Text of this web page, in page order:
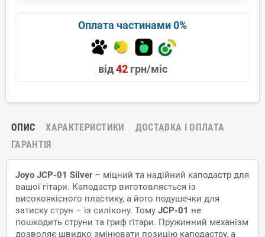
Оплата частинами 0%
від42грн/міс
ОПИС ХАРАКТЕРИСТИКИ
ДОСТАВКА І ОПЛАТА
ГАРАНТІЯ
Joyo JCP-01 Silver– міцний та надійний каподастр для
вашої гітари. Каподастр виготовляється із
високоякісного пластику, а його подушечки для
затиску струн – із силікону. Тому JCP-01 не
пошкодить струни та гриф гітари. Пружинний механізм
дозволяє швидко змінювати позицію каподастру, а